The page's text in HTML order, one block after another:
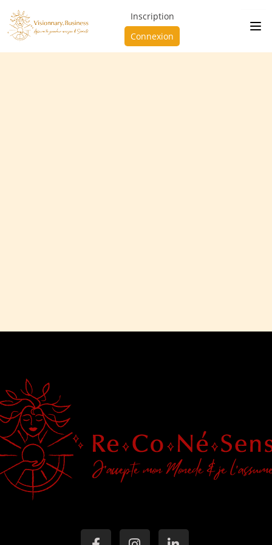
Inscription
Connexion